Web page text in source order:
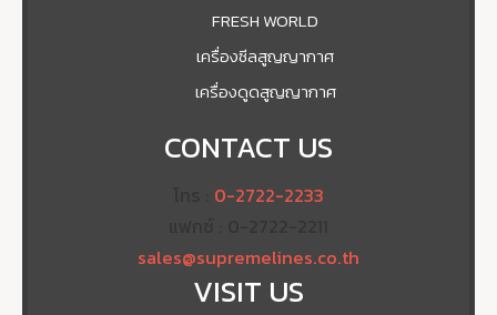
FRESH WORLD
เครื่องซีลสูญญากาศ
เครื่องดูดสูญญากาศ
CONTACT US
0-2722-2233
sales@supremelines.co.th
VISIT US